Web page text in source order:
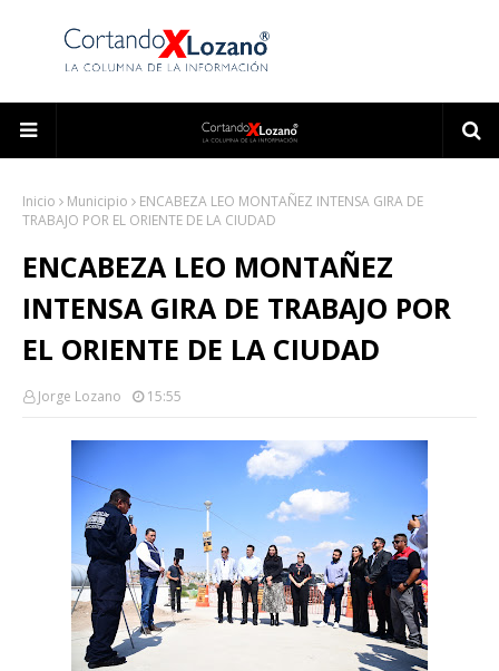
Inicio Municipio
ENCABEZA LEO MONTAÑEZ INTENSA GIRA DE
TRABAJO POR EL ORIENTE DE LA CIUDAD
ENCABEZA LEO MONTAÑEZ
INTENSA GIRA DE TRABAJO POR
EL ORIENTE DE LA CIUDAD
Jorge Lozano 15:55